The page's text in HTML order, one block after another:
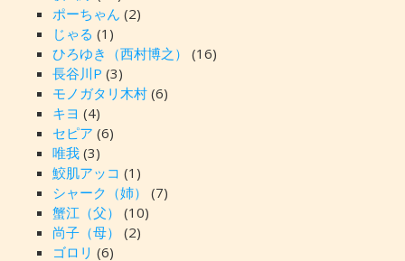
ポーちゃん (2)
じゃる (1)
ひろゆき（西村博之）
(16)
長谷川P (3)
モノガタリ木村(6)
キヨ (4)
セピア (6)
唯我(3)
鮫肌アッコ (1)
シャーク（姉）
(7)
蟹江（父）
(10)
尚子（母）
(2)
ゴロリ (6)